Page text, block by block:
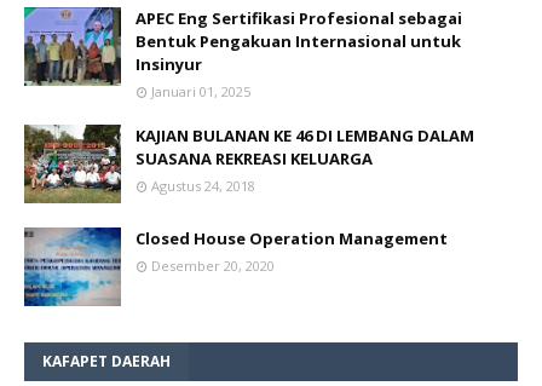
APEC Eng Sertifikasi Profesional sebagai
Bentuk Pengakuan Internasional untuk
Insinyur
Januari 01, 2025
KAJIAN BULANAN KE 46 DI LEMBANG DALAM
SUASANA REKREASI KELUARGA
Agustus 24, 2018
Closed House Operation Management
Desember 20, 2020
KAFAPET DAERAH